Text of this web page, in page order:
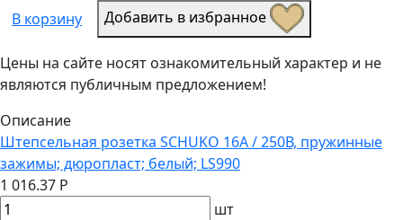
В корзину
Добавить в избранное
Цены на сайте носят ознакомительный характер и не
являются публичным предложением!
Описание
Штепсельная розетка SCHUKO 16А / 250В, пружинные
зажимы; дюропласт; белый; LS990
1 016.37 Р
шт